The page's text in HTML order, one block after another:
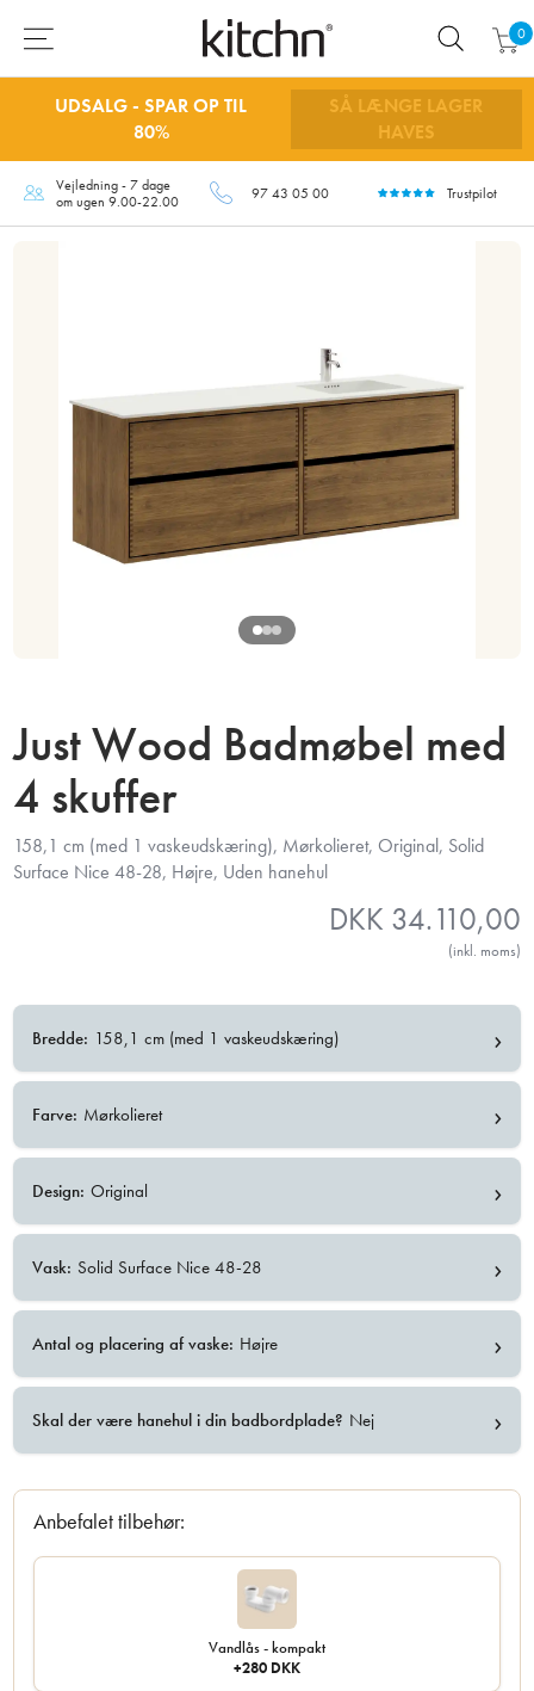
0
UDSALG - SPAR OP TIL
80%
SÅ LÆNGE LAGER
HAVES
Vejledning - 7 dage
om ugen 9.00-22.00
97 43 05 00 Trustpilot
Just Wood Badmøbel med
4 skuffer
158,1 cm (med 1 vaskeudskæring), Mørkolieret, Original, Solid
Surface Nice 48-28, Højre, Uden hanehul
DKK 34.110,00
(inkl. moms)
Bredde: 158,1 cm (med 1 vaskeudskæring) ›
Farve: Mørkolieret ›
Design: Original ›
Vask: Solid Surface Nice 48-28 ›
Antal og placering af vaske: Højre ›
Skal der være hanehul i din badbordplade? Nej ›
Anbefalet tilbehør:
Vandlås - kompakt
+280 DKK